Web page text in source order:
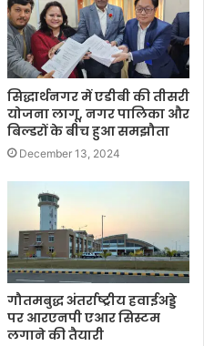
सिद्धार्थनगर में एडीबी की तीसरी
योजना लागू, नगर पालिका और
बिल्डरों के बीच हुआ समझौता
December 13, 2024
गौतमबुद्ध अंतर्राष्ट्रीय हवाईअड्डे
पर आरएनपी एआर सिस्टम
लगाने की तैयारी